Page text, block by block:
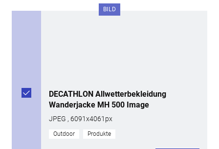
BILD
DECATHLON Allwetterbekleidung
Wanderjacke MH 500 Image
JPEG , 6091x4061px
Outdoor Produkte